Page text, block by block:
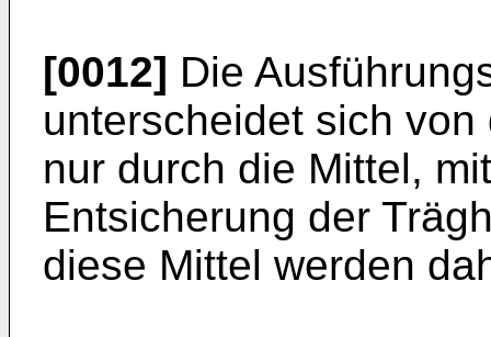
[0012] Die
unterscheidet sich
nur durch die Mittel,
Entsicherung der
diese Mittel werden